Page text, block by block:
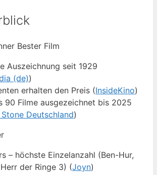
Bester Film
Auszeichnung seit 1929
(de))
erhalten den Preis (InsideKino)
90 Filme ausgezeichnet bis 2025
Deutschland)
– höchste Einzelanzahl (Ben-Hur,
der Ringe 3) (Joyn)